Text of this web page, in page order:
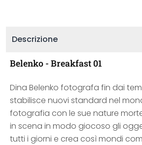
Descrizione
Belenko - Breakfast 01
Dina Belenko fotografa fin dai
stabilisce nuovi standard nel
fotografia con le sue nature
in scena in modo giocoso gli
tutti i giorni e crea così mondi